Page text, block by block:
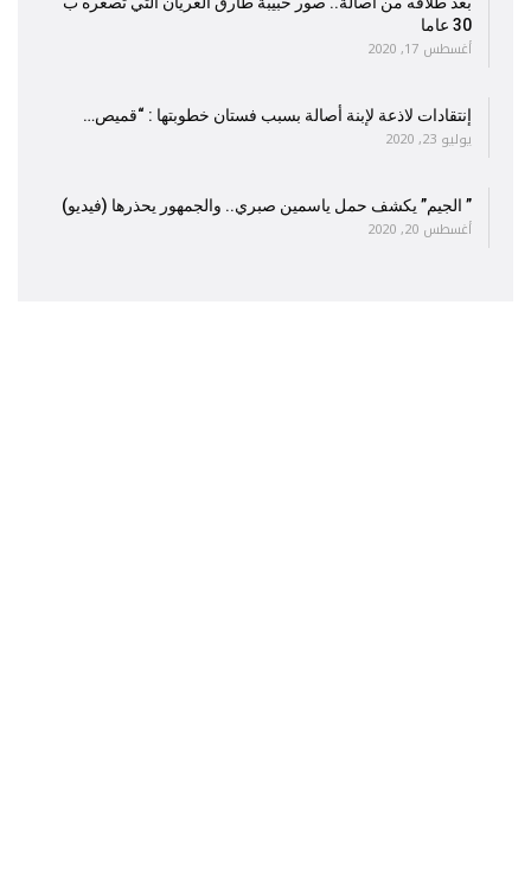
30 عاما
أغسطس 17, 2020
إنتقادات لاذعة لإبنة أصالة بسبب فستان خطوبتها : “قميص…
يوليو 23, 2020
” الجيم” يكشف حمل ياسمين صبري.. والجمهور يحذرها (فيديو)
أغسطس 20, 2020